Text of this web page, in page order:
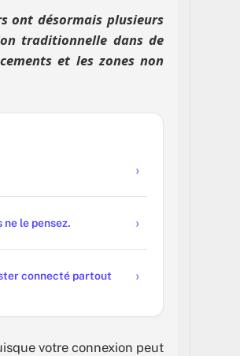
ont désormais plusieurs
traditionnelle dans de
et les zones non
le pensez.
connecté partout
votre connexion peut